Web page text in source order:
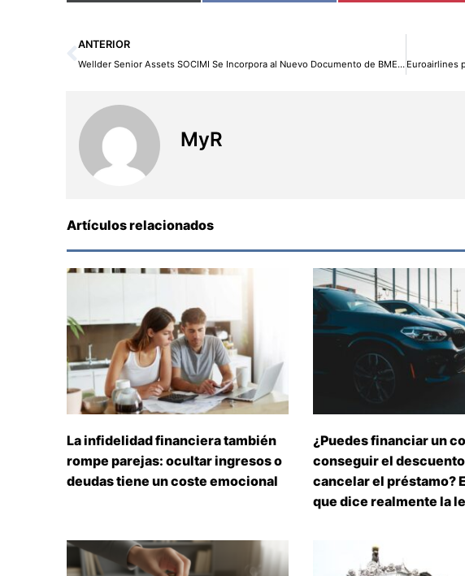
Ant
ANTERIOR
Wellder Senior Assets SOCIMI Se Incorpora al Nuevo Documento de BME Scaleup
MyR
Artículos relacionados
La infidelidad financiera también
rompe parejas: ocultar ingresos o
deudas tiene un coste emocional
¿Puedes financiar un
conseguir el
cancelar el préstamo?
que dice realmente la